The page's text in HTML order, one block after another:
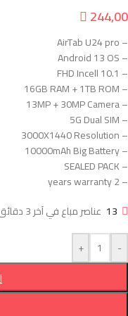
244,00
– AirTab U24 pro
– Android 13 OS
– 10.1 FHD Incell
– 16GB RAM + 1TB ROM
– 13MP + 30MP Camera
– 5G Dual SIM
– 3000X1440 Resolution
– 10000mAh Big Battery
– SEALED PACK
– 2 years warranty
13 عناصر مباع في آخر 3 دقائق
-
+